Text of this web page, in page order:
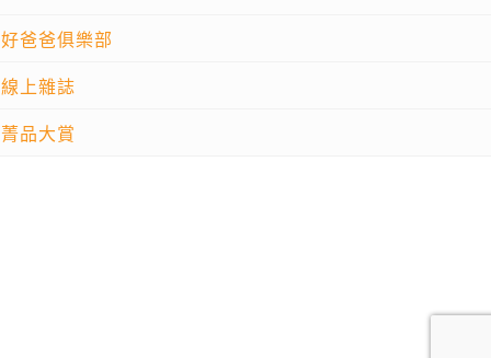
好爸爸俱樂部
線上雜誌
菁品大賞